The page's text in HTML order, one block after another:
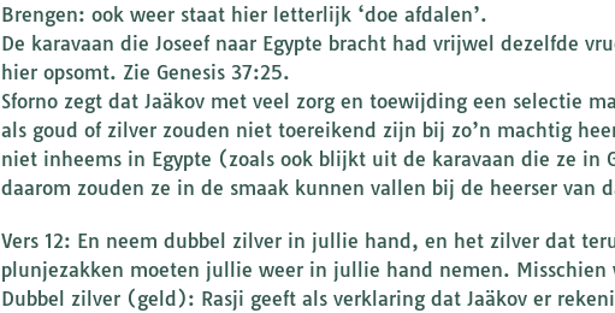
Brengen: ook weer staat hier letterlijk ‘doe afdalen’.
De karavaan die Joseef naar Egypte bracht had vrijwel dezelfde
hier opsomt. Zie Genesis 37:25.
Sforno zegt dat Jaäkov met veel zorg en toewijding een selectie
als goud of zilver zouden niet toereikend zijn bij zo’n machtig
niet inheems in Egypte (zoals ook blijkt uit de karavaan die ze in
daarom zouden ze in de smaak kunnen vallen bij de heerser van
Vers 12: En neem dubbel zilver in jullie hand, en het zilver dat
plunjezakken moeten jullie weer in jullie hand nemen. Misschien
Dubbel zilver (geld): Rasji geeft als verklaring dat Jaäkov er